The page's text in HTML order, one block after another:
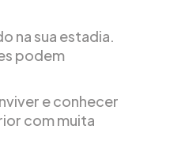
na sua estadia.
podem
e conhecer
com muita